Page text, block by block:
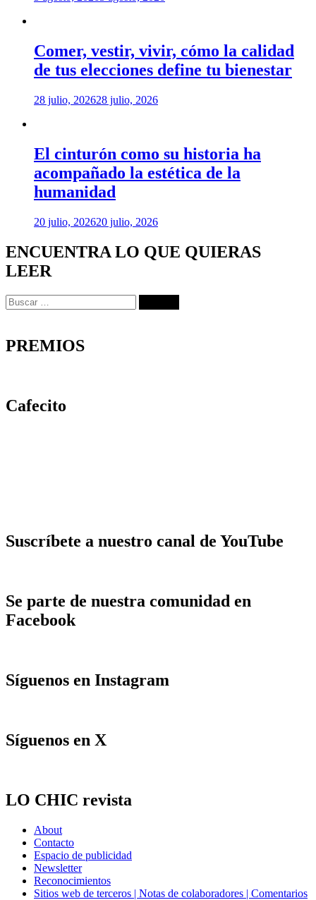
Comer, vestir, vivir, cómo la calidad
de tus elecciones define tu bienestar
28 julio, 202628 julio, 2026
El cinturón como su historia ha
acompañado la estética de la
humanidad
20 julio, 202620 julio, 2026
ENCUENTRA LO QUE QUIERAS
LEER
Buscar:
PREMIOS
Cafecito
Suscríbete a nuestro canal de YouTube
Se parte de nuestra comunidad en
Facebook
Síguenos en Instagram
Síguenos en X
LO CHIC revista
About
Contacto
Espacio de publicidad
Newsletter
Reconocimientos
Sitios web de terceros | Notas de colaboradores | Comentarios